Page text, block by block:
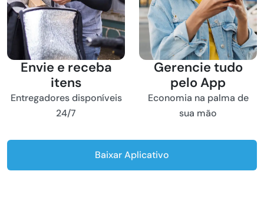
Envie e receba
itens
Entregadores disponíveis
24/7
Gerencie tudo
pelo App
Economia na palma de
sua mão
Baixar Aplicativo